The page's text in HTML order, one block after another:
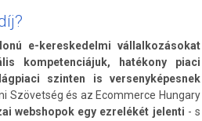
e-kereskedelmi vállalkozásokat
kompetenciájuk, hatékony piaci
szinten is versenyképesnek
Szövetség és az Ecommerce Hungary
webshopok egy ezrelékét jelenti - s